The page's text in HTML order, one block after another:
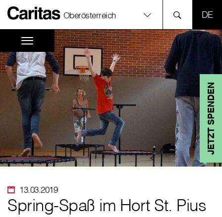
Oberösterreich
JETZT SPENDEN
13.03.2019
Spring-Spaß im Hort St. Pius